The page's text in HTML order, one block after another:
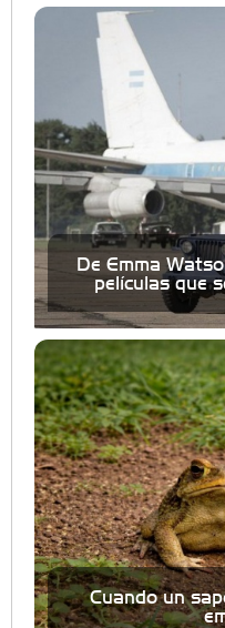
De Emma
películas que
Cuando un